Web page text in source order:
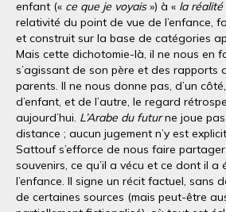
enfant (« ce que je voyais») à « la réalité
relativité du point de vue de l’enfance,
et construit sur la base de catégories
Mais cette dichotomie-là, il ne nous en
s’agissant de son père et des rapports
parents. Il ne nous donne pas, d’un
d’enfant, et de l’autre, le regard
aujourd’hui. L’Arabe du futurne joue
distance ; aucun jugement n’y est
Sattouf s’efforce de nous faire
souvenirs, ce qu’il a vécu et ce dont il
l’enfance. Il signe un récit factuel, sans
de certaines sources (mais peut-être